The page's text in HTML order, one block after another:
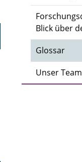
Blick über
Glossar
Unser Team